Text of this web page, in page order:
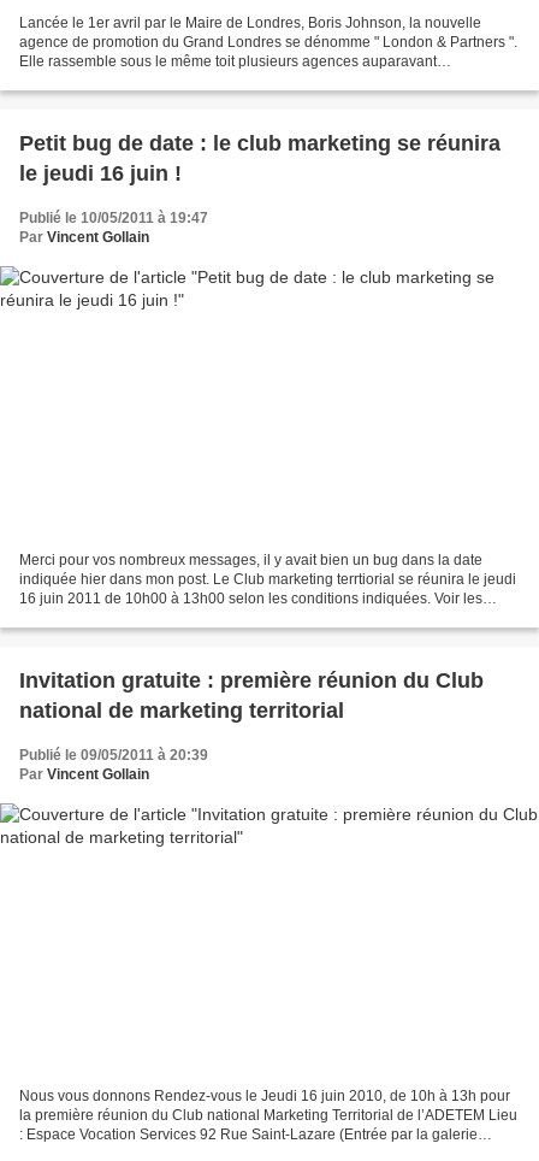
Lancée le 1er avril par le Maire de Londres, Boris Johnson, la nouvelle
agence de promotion du Grand Londres se dénomme " London & Partners ".
Elle rassemble sous le même toit plusieurs agences auparavant
Petit bug de date : le club marketing se réunira
le jeudi 16 juin !
Publié le 10/05/2011 à 19:47
Par Vincent Gollain
Merci pour vos nombreux messages, il y avait bien un bug dans la date
indiquée hier dans mon post. Le Club marketing terrtiorial se réunira le jeudi
16 juin 2011 de 10h00 à 13h00 selon les conditions indiquées. Voir les
Invitation gratuite : première réunion du Club
national de marketing territorial
Publié le 09/05/2011 à 20:39
Par Vincent Gollain
Nous vous donnons Rendez-vous le Jeudi 16 juin 2010, de 10h à 13h pour
la première réunion du Club national Marketing Territorial de l’ADETEM Lieu
: Espace Vocation Services 92 Rue Saint-Lazare (Entrée par la galerie